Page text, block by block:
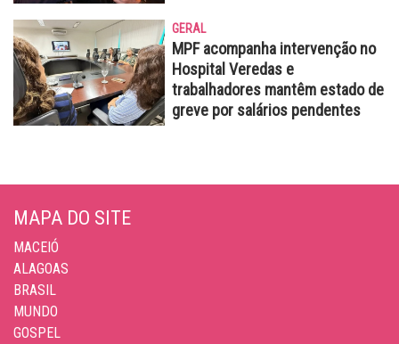
GERAL
MPF acompanha intervenção no
Hospital Veredas e
trabalhadores mantêm estado de
greve por salários pendentes
MAPA DO SITE
MACEIÓ
ALAGOAS
BRASIL
MUNDO
GOSPEL